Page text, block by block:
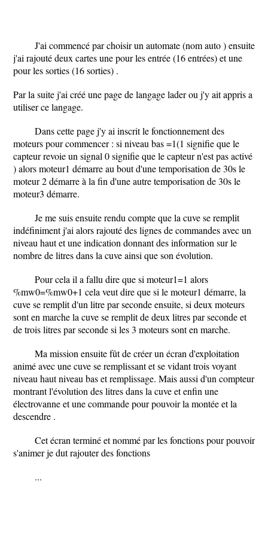
J'ai commencé par choisir un automate (nom auto ) ensuite
j'ai rajouté deux cartes une pour les entrée (16 entrées) et une
pour les sorties (16 sorties) .
Par la suite j'ai créé une page de langage lader ou j'y ait appris a
utiliser ce langage.
Dans cette page j'y ai inscrit le fonctionnement des
moteurs pour commencer : si niveau bas =1(1 signifie que le
capteur revoie un signal 0 signifie que le capteur n'est pas activé
) alors moteur1 démarre au bout d'une temporisation de 30s le
moteur 2 démarre à la fin d'une autre temporisation de 30s le
moteur3 démarre.
Je me suis ensuite rendu compte que la cuve se remplit
indéfiniment j'ai alors rajouté des lignes de commandes avec un
niveau haut et une indication donnant des information sur le
nombre de litres dans la cuve ainsi que son évolution.
Pour cela il a fallu dire que si moteur1=1 alors
%mw0=%mw0+1 cela veut dire que si le moteur1 démarre, la
cuve se remplit d'un litre par seconde ensuite, si deux moteurs
sont en marche la cuve se remplit de deux litres par seconde et
de trois litres par seconde si les 3 moteurs sont en marche.
Ma mission ensuite fût de créer un écran d'exploitation
animé avec une cuve se remplissant et se vidant trois voyant
niveau haut niveau bas et remplissage. Mais aussi d'un compteur
montrant l'évolution des litres dans la cuve et enfin une
électrovanne et une commande pour pouvoir la montée et la
descendre .
Cet écran terminé et nommé par les fonctions pour pouvoir
s'animer je dut rajouter des fonctions
...